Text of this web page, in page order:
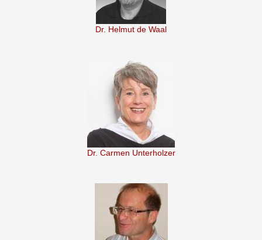
Dr. Helmut de Waal
Dr. Carmen Unterholzer